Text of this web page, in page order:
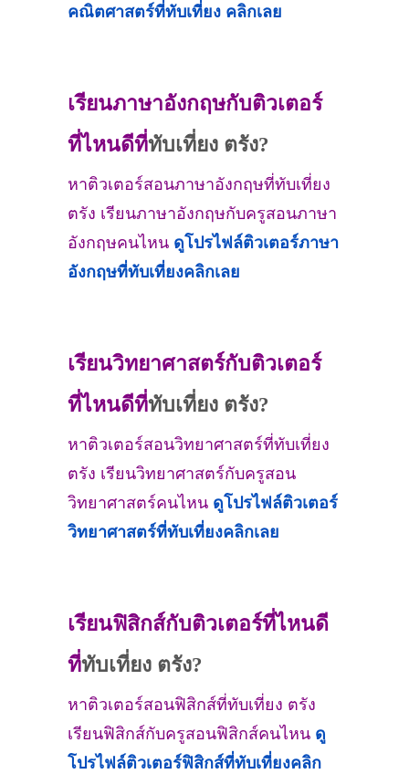
คณิตศาสตร์ที่ทับเที่ยง คลิกเลย
เรียนภาษาอังกฤษกับติวเตอร์
ที่ไหนดีที่ทับเที่ยง ตรัง?
หาติวเตอร์สอนภาษาอังกฤษที่ทับเที่ยง
ตรัง เรียนภาษาอังกฤษกับครูสอนภาษา
อังกฤษคนไหน ดูโปรไฟล์ติวเตอร์ภาษา
อังกฤษที่ทับเที่ยงคลิกเลย
เรียนวิทยาศาสตร์กับติวเตอร์
ที่ไหนดีที่ทับเที่ยง ตรัง?
หาติวเตอร์สอนวิทยาศาสตร์ที่ทับเที่ยง
ตรัง เรียนวิทยาศาสตร์กับครูสอน
วิทยาศาสตร์คนไหน ดูโปรไฟล์ติวเตอร์
วิทยาศาสตร์ที่ทับเที่ยงคลิกเลย
เรียนฟิสิกส์กับติวเตอร์ที่ไหนดี
ที่ทับเที่ยง ตรัง?
หาติวเตอร์สอนฟิสิกส์ที่ทับเที่ยง ตรัง
เรียนฟิสิกส์กับครูสอนฟิสิกส์คนไหน ดู
โปรไฟล์ติวเตอร์ฟิสิกส์ที่ทับเที่ยงคลิก